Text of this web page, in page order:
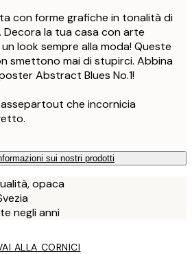
con forme grafiche in tonalità di
la tua casa con arte
look sempre alla moda! Queste
smettono mai di stupirci. Abbina
Abstract Blues No.1!
che incornicia
sui nostri prodotti
opaca
negli anni
ALLA CORNICI